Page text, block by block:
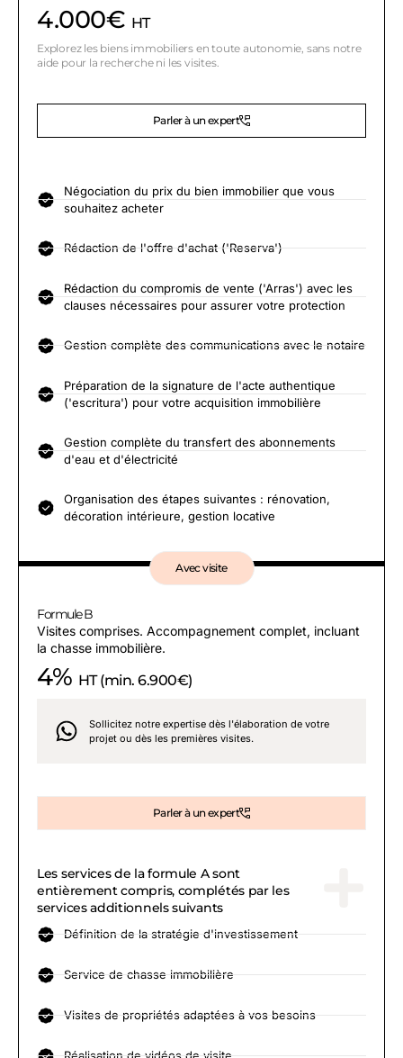
4.000€ HT
Explorez les biens immobiliers en toute autonomie, sans notre
aide pour la recherche ni les visites.
Parler à un expert
Négociation du prix du bien immobilier que vous
souhaitez acheter
Rédaction de l'offre d'achat ('Reserva')
Rédaction du compromis de vente ('Arras') avec les
clauses nécessaires pour assurer votre protection
Gestion complète des communications avec le notaire
Préparation de la signature de l'acte authentique
('escritura') pour votre acquisition immobilière
Gestion complète du transfert des abonnements
d'eau et d'électricité
Organisation des étapes suivantes : rénovation,
décoration intérieure, gestion locative
Avec visite
Formule B
Visites comprises. Accompagnement complet, incluant
la chasse immobilière.
4% HT (min. 6.900€)
Sollicitez notre expertise dès l'élaboration de votre
projet ou dès les premières visites.
Parler à un expert
Les services de la formule A sont
entièrement compris, complétés par les
services additionnels suivants
Définition de la stratégie d'investissement
Service de chasse immobilière
Visites de propriétés adaptées à vos besoins